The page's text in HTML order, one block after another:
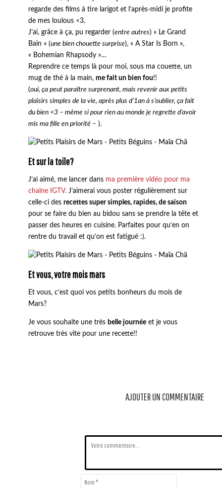
regarde des films à tire larigot et l’après-midi je profite
de mes loulous <3.
J’ai, grâce à ça, pu regarder (entre autres) « Le Grand
Bain » (une bien chouette surprise), « A Star Is Born »,
« Bohemian Rhapsody »…
Reprendre ce temps là pour moi, sous ma couette, un
mug de thé à la main, me fait un bien fou!!
(oui, ça peut paraître surprenant, mais revenir aux petits
plaisirs simples de la vie, après plus d’1an à s’oublier, ça fait
du bien <3 – même si pour rien au monde je regrette d’avoir
mis ma fille en priorité – ).
Et sur la toile?
J’ai aimé, me lancer dans ma première vidéo pour ma
chaîne IGTV.J’aimerai vous poster régulièrement sur
celle-ci des recettes super simples, rapides, de saison
pour se faire du bien au bidou sans se prendre la tête et
passer des heures en cuisine. Parfaites pour qu’en on
rentre du travail et qu’on est fatigué :).
Et vous, votre mois mars
Et vous, c’est quoi vos petits bonheurs du mois de
Mars?
Je vous souhaite une très belle journéeet je vous
retrouve très vite pour une recette!!
AJOUTER UN COMMENTAIRE